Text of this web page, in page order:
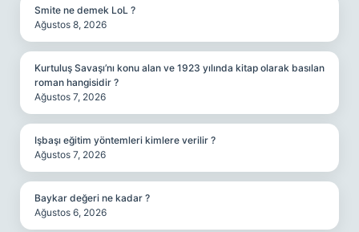
Smite ne demek LoL ?
Ağustos 8, 2026
Kurtuluş Savaşı’nı konu alan ve 1923 yılında kitap olarak basılan
roman hangisidir ?
Ağustos 7, 2026
Işbaşı eğitim yöntemleri kimlere verilir ?
Ağustos 7, 2026
Baykar değeri ne kadar ?
Ağustos 6, 2026